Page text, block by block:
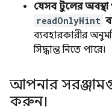
যেসব টুলের
readOnlyHint
ব্যবহারকারীর
সিদ্ধান্ত নিতে পারে।
আপনার
করুন।